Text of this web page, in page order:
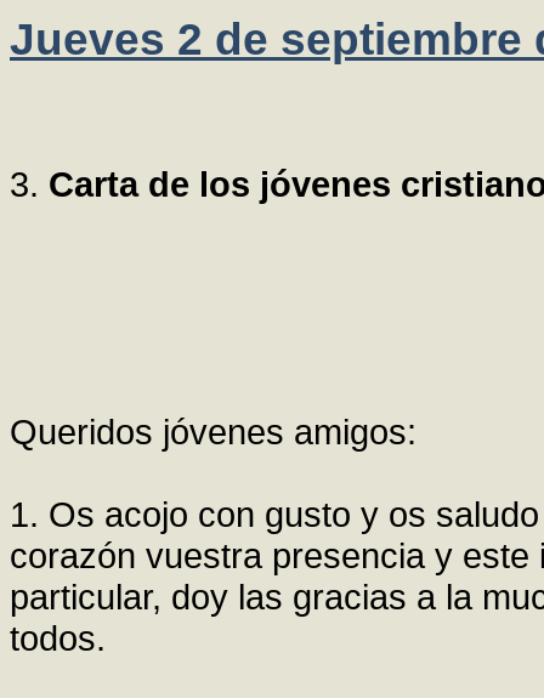
Jueves 2 de septiembre
3. Carta de los jóvenes
Queridos jóvenes amigos:
1. Os acojo con gusto y os
corazón vuestra presencia y
particular, doy las gracias a la
todos.